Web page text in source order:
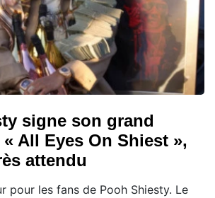
signe son grand
All Eyes On Shiest »,
attendu
pour les fans de Pooh Shiesty. Le